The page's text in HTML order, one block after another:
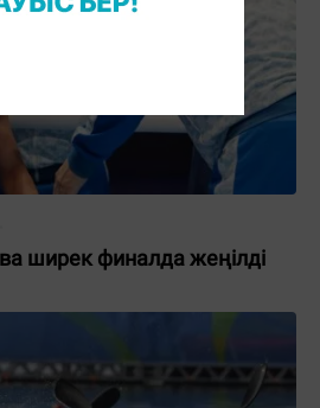
ширек финалда жеңілді